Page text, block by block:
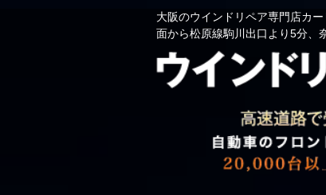
大阪のウインドリペア専門店カ
面から松原線駒川出口より5分、